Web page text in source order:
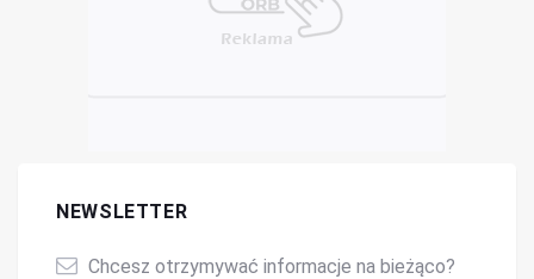
NEWSLETTER
Chcesz otrzymywać informacje na bieżąco?